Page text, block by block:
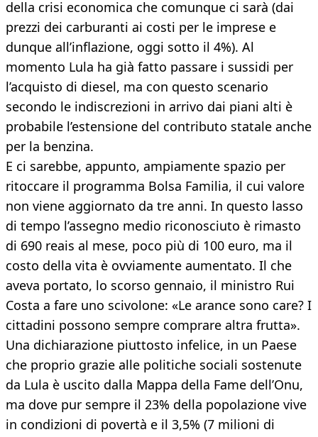
della crisi economica che comunque ci sarà (dai
prezzi dei carburanti ai costi per le imprese e
dunque all’inflazione, oggi sotto il 4%). Al
momento Lula ha già fatto passare i sussidi per
l’acquisto di diesel, ma con questo scenario
secondo le indiscrezioni in arrivo dai piani alti è
probabile l’estensione del contributo statale anche
per la benzina.
E ci sarebbe, appunto, ampiamente spazio per
ritoccare il programma Bolsa Familia, il cui valore
non viene aggiornato da tre anni. In questo lasso
di tempo l’assegno medio riconosciuto è rimasto
di 690 reais al mese, poco più di 100 euro, ma il
costo della vita è ovviamente aumentato. Il che
aveva portato, lo scorso gennaio, il ministro Rui
Costa a fare uno scivolone: «Le arance sono care? I
cittadini possono sempre comprare altra frutta».
Una dichiarazione piuttosto infelice, in un Paese
che proprio grazie alle politiche sociali sostenute
da Lula è uscito dalla Mappa della Fame dell’Onu,
ma dove pur sempre il 23% della popolazione vive
in condizioni di povertà e il 3,5% (7 milioni di